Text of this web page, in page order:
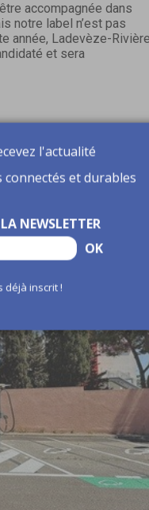
accompagnée dans
notre label n’est pas
année, Ladevèze-
et sera
l'actualité
et durables
NEWSLETTER
OK
déjà inscrit !